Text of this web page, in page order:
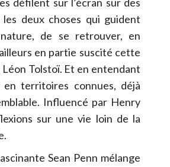
deux choses qui guident
de se retrouver, en
en partie suscité cette
Tolstoï. Et en entendant
territoires connues, déjà
Influencé par Henry
sur une vie loin de la
Sean Penn mélange